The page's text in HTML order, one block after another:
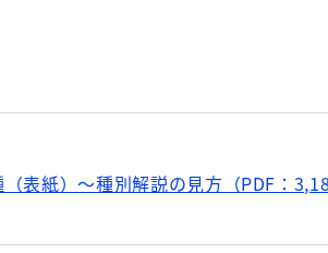
表紙）～種別解説の見方（PDF：